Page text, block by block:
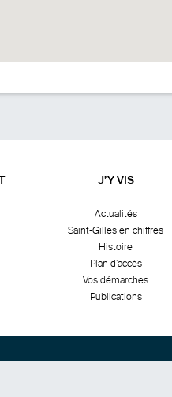
J’Y VIS
Actualités
Saint-Gilles en chiffres
Histoire
Plan d’accès
Vos démarches
Publications